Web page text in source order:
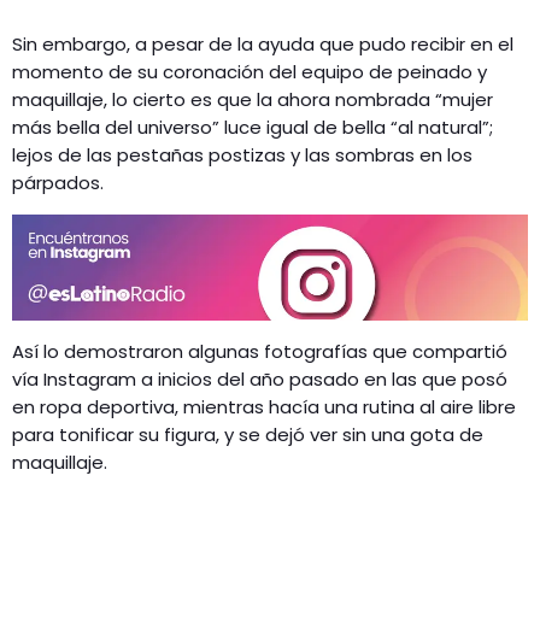
Sin embargo, a pesar de la ayuda que pudo recibir en el
momento de su coronación del equipo de peinado y
maquillaje, lo cierto es que la ahora nombrada “mujer
más bella del universo” luce igual de bella “al natural”;
lejos de las pestañas postizas y las sombras en los
párpados.
Así lo demostraron algunas fotografías que compartió
vía Instagram a inicios del año pasado en las que posó
en ropa deportiva, mientras hacía una rutina al aire libre
para tonificar su figura, y se dejó ver sin una gota de
maquillaje.